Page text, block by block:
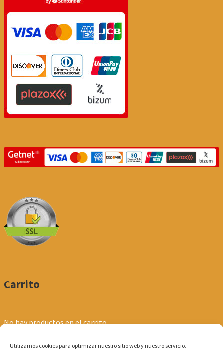
Utilizamos cookies para optimizar nuestro sitio web y nuestro servicio.
Carrito
No hay productos en el carrito.